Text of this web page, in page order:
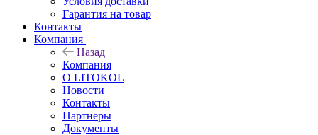
Гарантия на товар
Контакты
Компания
Назад
Компания
О LITOKOL
Новости
Контакты
Партнеры
Документы